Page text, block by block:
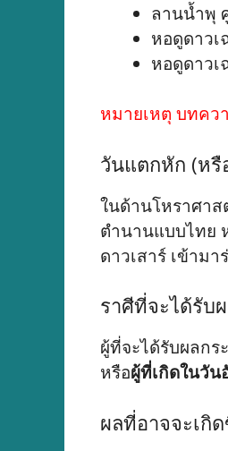
ลานน้ำพุ
หอดูดาวเ
หอดูดาวเ
หมายเหตุ บทคว
วันแตกหัก (หรื
ในด้านโหราศาส
ตำนานแบบไทย
ดาวเสาร์ เข้าม
ราศีที่จะได้รับ
ผู้ที่จะได้รับผลก
หรือผู้ที่เกิดในวัน
ผลที่อาจจะเกิ